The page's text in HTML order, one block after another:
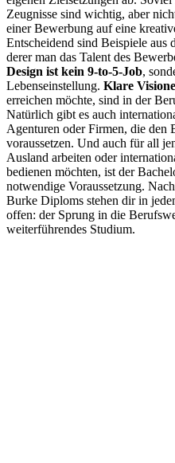
Zeugnisse sind wichtig, aber
einer Bewerbung auf eine
Entscheidend sind Beispiele aus
derer man das Talent des
Design ist kein 9-to-5-Job,
Lebenseinstellung. Klare
erreichen möchte, sind in der
Natürlich gibt es auch
Agenturen oder Firmen, die den
voraussetzen. Und auch für all
Ausland arbeiten oder
bedienen möchten, ist der
notwendige Voraussetzung.
Burke Diploms stehen dir in
offen: der Sprung in die
weiterführendes Studium.